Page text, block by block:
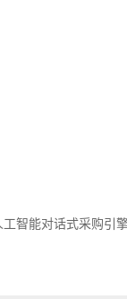
智能对话式采购引